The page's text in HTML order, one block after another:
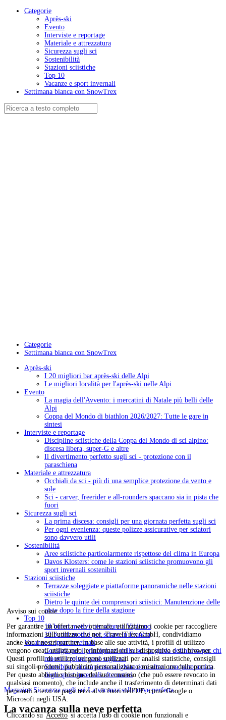
Avviso sui cookie
Per garantire un'offerta web ottimale, utilizziamo i cookie per raccogliere
informazioni sull'utilizzo che noi, TravelTrex GmbH, condividiamo
anche con i nostri partner. In base alle sue attività, i profili di utilizzo
vengono creati utilizzando le informazioni sul dispositivo e sul browser.
Questi profili di utilizzo vengono utilizzati per analisi statistiche, consigli
sui singoli prodotti, pubblicità personalizzata e misurazione della portata.
Per questo abbiamo bisogno del suo consenso (che può essere revocato in
qualsiasi momento), che include anche il trasferimento di determinati dati
personali a terzi in paesi terzi al di fuori dell'UE, come Google o
Microsoft negli USA.
Cliccando su Accetto si accetta l'uso di cookie non funzionali e
Categorie
Après-ski
Evento
Interviste e reportage
Materiale e attrezzatura
Sicurezza sugli sci
Sostenibilità
Stazioni sciistiche
Top 10
Vacanze e sport invernali
Settimana bianca con SnowTrex
Categorie
Settimana bianca con SnowTrex
Après-ski
I 20 migliori bar après-ski delle Alpi
Le migliori località per l'après-ski nelle Alpi
Evento
La magia dell'Avvento: i mercatini di Natale più belli delle
Alpi
Coppa del Mondo di biathlon 2026/2027: Tutte le gare in
sintesi
Interviste e reportage
Discipline sciistiche della Coppa del Mondo di sci alpino:
discesa libera, super-G e altre
Il divertimento perfetto sugli sci - protezione con il
paraschiena
Materiale e attrezzatura
Occhiali da sci - più di una semplice protezione da vento e
sole
Sci - carver, freerider e all-rounders spaccano sia in pista che
fuori
Sicurezza sugli sci
La prima discesa: consigli per una giornata perfetta sugli sci
Per ogni evenienza: queste polizze assicurative per sciatori
sono davvero utili
Sostenibilità
Aree sciistiche particolarmente rispettose del clima in Europa
Davos Klosters: come le stazioni sciistiche promuovono gli
sport invernali sostenibili
Stazioni sciistiche
Terrazze soleggiate e piattaforme panoramiche nelle stazioni
sciistiche
Dietro le quinte dei comprensori sciistici: Manutenzione delle
piste dopo la fine della stagione
Top 10
10 buoni motivi per sciare a Vipiteno
10 buoni motivi per sciare in Francia
Vacanze e sport invernali
Consigli per i principianti dello sci: la guida definitiva per chi
muove i primi passi sugli sci
Snowbike, arrampicata su ghiaccio e altro: una panoramica
degli sport invernali alternativi
Magazine Sicurezza sugli sciLa vacanza sulla neve perfetta
La vacanza sulla neve perfetta